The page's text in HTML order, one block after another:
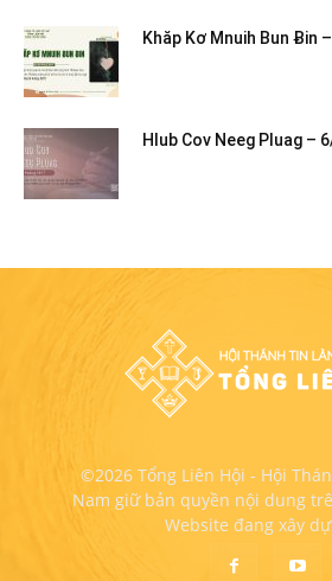
Khăp Kơ Mnuih Bun Ƀin
Hlub Cov Neeg Pluag –
©2026 Tổng Liên Hội - Hội
Nam giữ bản quyền nội dung
Website đang xây